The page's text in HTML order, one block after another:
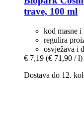
trave, 100 ml
kod masne i
regulira
osvježava i
€ 7,19 (€ 71,90 / l)
Dostava do 12.